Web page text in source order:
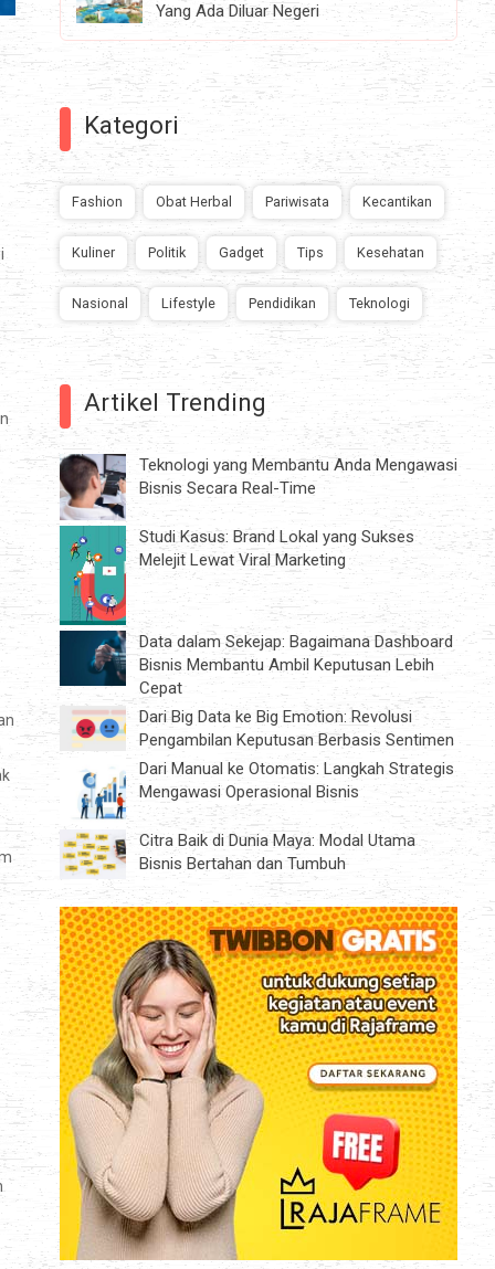
Yang Ada Diluar Negeri
Kategori
Fashion Obat Herbal Pariwisata Kecantikan
Kuliner Politik Gadget Tips Kesehatan
Nasional Lifestyle Pendidikan Teknologi
Artikel Trending
Teknologi yang Membantu Anda Mengawasi
Bisnis Secara Real-Time
Studi Kasus: Brand Lokal yang Sukses
Melejit Lewat Viral Marketing
Data dalam Sekejap: Bagaimana Dashboard
Bisnis Membantu Ambil Keputusan Lebih
Cepat
Dari Big Data ke Big Emotion: Revolusi
Pengambilan Keputusan Berbasis Sentimen
Dari Manual ke Otomatis: Langkah Strategis
Mengawasi Operasional Bisnis
Citra Baik di Dunia Maya: Modal Utama
Bisnis Bertahan dan Tumbuh